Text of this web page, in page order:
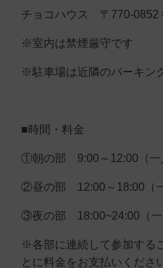
チョコハウス 〒770-0852
※室内は禁煙厳守です
※駐車場は近隣のパーキン
■時間・料金
①朝の部 9:00～12:00（一
②昼の部 12:00～18:00（一
③夜の部 18:00~24:00（一
※各部に連続して参加する
とに料金をお支払いくださ